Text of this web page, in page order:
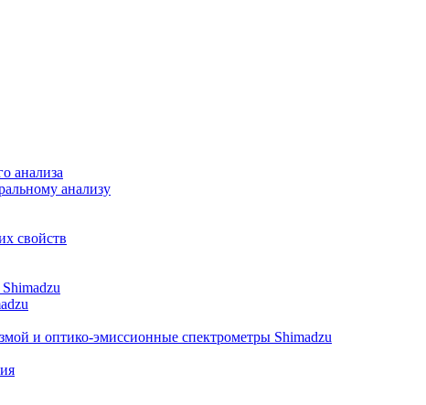
анализа
анализу
свойств
и оптико-эмиссионные спектрометры Shimadzu